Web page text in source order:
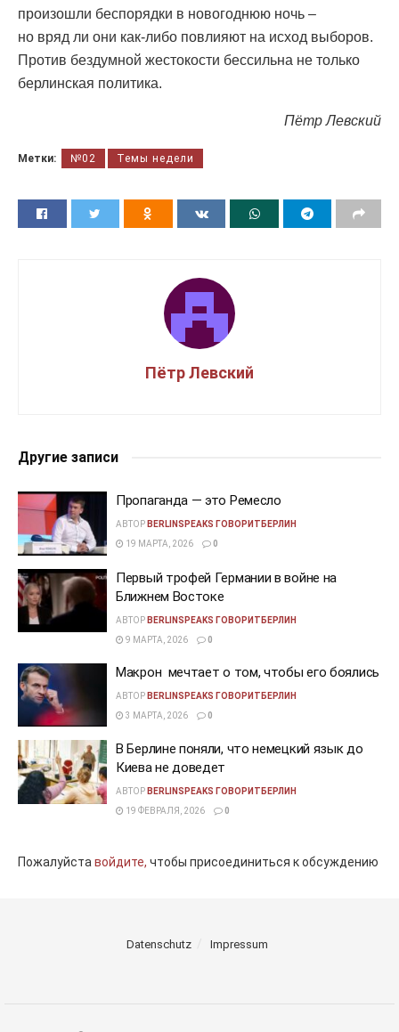
произошли беспорядки в новогоднюю ночь –
но вряд ли они как-либо повлияют на исход выборов.
Против бездумной жестокости бессильна не только
берлинская политика.
Пётр Левский
Метки: №02 Темы недели
Пётр Левский
Другие записи
Пропаганда — это Ремесло
АВТОР BERLINSPEAKS ГОВОРИТБЕРЛИН
19 МАРТА, 2026
0
Первый трофей Германии в войне на
Ближнем Востоке
АВТОР BERLINSPEAKS ГОВОРИТБЕРЛИН
9 МАРТА, 2026
0
Макрон мечтает о том, чтобы его боялись
АВТОР BERLINSPEAKS ГОВОРИТБЕРЛИН
3 МАРТА, 2026
0
В Берлине поняли, что немецкий язык до
Киева не доведет
АВТОР BERLINSPEAKS ГОВОРИТБЕРЛИН
19 ФЕВРАЛЯ, 2026
0
Пожалуйставойдите, чтобы присоединиться к обсуждению
Datenschutz Impressum